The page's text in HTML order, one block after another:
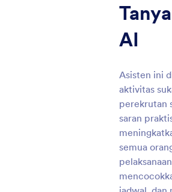
AI
Asisten ini
aktivitas
perekrutan
saran
semua